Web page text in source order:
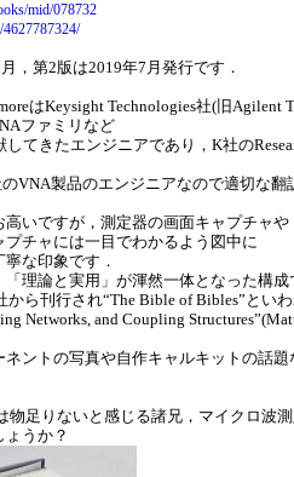
mid/078732
，第2版は2019年7月発行です．
はKeysight Technologies社(旧Agilent
ファミリなど
てきたエンジニアであり，K社の
VNA製品のエンジニアなので適切な翻
いですが，測定器の画面キャプチャや
チャには一目でわかるよう図中に
な印象です．
理論と実用」が渾然一体となった構成
から刊行され“The Bible of Bibles”とい
Networks, and Coupling
ントの写真や自作キャルキットの話題
足りないと感じる諸兄，マイクロ波
うか？